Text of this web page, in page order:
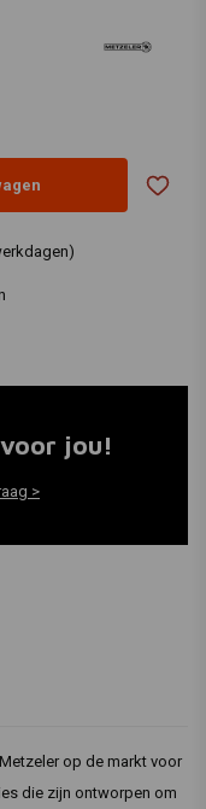
jou!
>
op de markt voor
die zijn ontworpen om